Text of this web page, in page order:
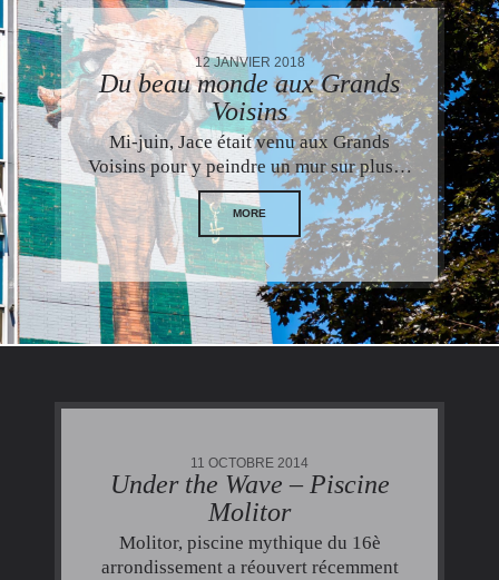
12 JANVIER 2018
Du beau monde aux Grands
Voisins
Mi-juin, Jace était venu aux Grands
Voisins pour y peindre un mur sur plus…
MORE
11 OCTOBRE 2014
Under the Wave – Piscine
Molitor
Molitor, piscine mythique du 16è
arrondissement a réouvert récemment